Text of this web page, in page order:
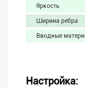
Яркость
Ширина ребра
Вводные
Настройка: